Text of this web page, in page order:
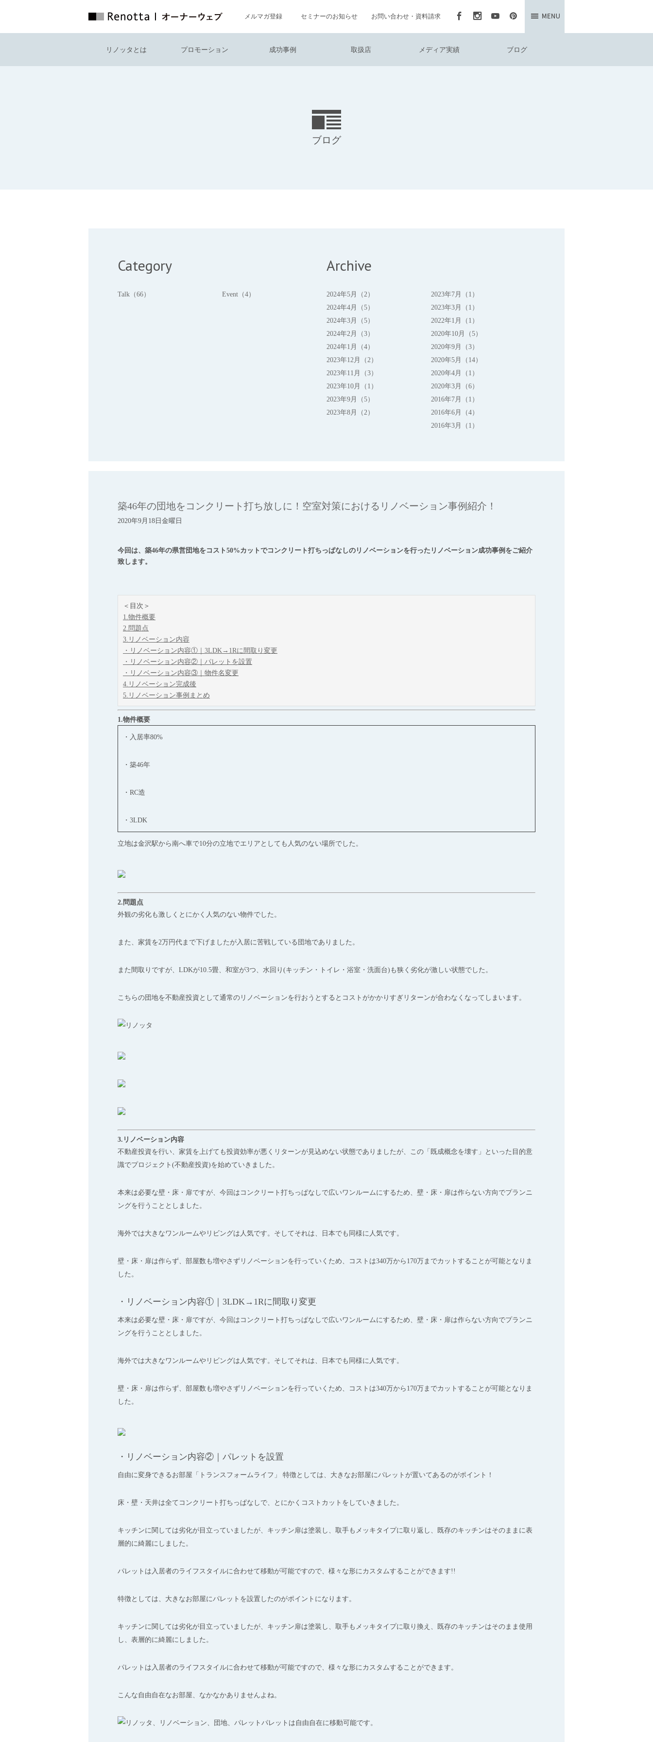
メルマガ登録 セミナーのお知らせ お問い合わせ・資料請求
リノッタとは プロモーション 成功事例 取扱店 メディア実績 ブログ
ブログ
Category
Talk（66） Event（4）
Archive
2024年5月（2）
2024年4月（5）
2024年3月（5）
2024年2月（3）
2024年1月（4）
2023年12月（2）
2023年11月（3）
2023年10月（1）
2023年9月（5）
2023年8月（2）
2023年7月（1）
2023年3月（1）
2022年1月（1）
2020年10月（5）
2020年9月（3）
2020年5月（14）
2020年4月（1）
2020年3月（6）
2016年7月（1）
2016年6月（4）
2016年3月（1）
築46年の団地をコンクリート打ち放しに！空室対策におけるリノベーション事例紹介！
2020年9月18日金曜日
今回は、築46年の県営団地をコスト50%カットでコンクリート打ちっぱなしのリノベーションを行ったリノベーション成功事例をご紹介
致します。
＜目次＞
1.物件概要
2.問題点
3.リノベーション内容
・リノベーション内容①｜3LDK→1Rに間取り変更
・リノベーション内容②｜パレットを設置
・リノベーション内容③｜物件名変更
4.リノベーション完成後
5.リノベーション事例まとめ
1.物件概要
・入居率80%
・築46年
・RC造
・3LDK
立地は金沢駅から南へ車で10分の立地でエリアとしても人気のない場所でした。
2.問題点
外観の劣化も激しくとにかく人気のない物件でした。
また、家賃を2万円代まで下げましたが入居に苦戦している団地でありました。
また間取りですが、LDKが10.5畳、和室が3つ、水回り(キッチン・トイレ・浴室・洗面台)も狭く劣化が激しい状態でした。
こちらの団地を不動産投資として通常のリノベーションを行おうとするとコストがかかりすぎリターンが合わなくなってしまいます。
3.リノベーション内容
不動産投資を行い、家賃を上げても投資効率が悪くリターンが見込めない状態でありましたが、この「既成概念を壊す」といった目的意
識でプロジェクト(不動産投資)を始めていきました。
本来は必要な壁・床・扉ですが、今回はコンクリート打ちっぱなしで広いワンルームにするため、壁・床・扉は作らない方向でプランニ
ングを行うこととしました。
海外では大きなワンルームやリビングは人気です。そしてそれは、日本でも同様に人気です。
壁・床・扉は作らず、部屋数も増やさずリノベーションを行っていくため、コストは340万から170万までカットすることが可能となりま
した。
・リノベーション内容①｜3LDK→1Rに間取り変更
本来は必要な壁・床・扉ですが、今回はコンクリート打ちっぱなしで広いワンルームにするため、壁・床・扉は作らない方向でプランニ
ングを行うこととしました。
海外では大きなワンルームやリビングは人気です。そしてそれは、日本でも同様に人気です。
壁・床・扉は作らず、部屋数も増やさずリノベーションを行っていくため、コストは340万から170万までカットすることが可能となりま
した。
・リノベーション内容②｜パレットを設置
自由に変身できるお部屋「トランスフォームライフ」 特徴としては、大きなお部屋にパレットが置いてあるのがポイント！
床・壁・天井は全てコンクリート打ちっぱなしで、とにかくコストカットをしていきました。
キッチンに関しては劣化が目立っていましたが、キッチン扉は塗装し、取手もメッキタイプに取り返し、既存のキッチンはそのままに表
層的に綺麗にしました。
パレットは入居者のライフスタイルに合わせて移動が可能ですので、様々な形にカスタムすることができます!!
特徴としては、大きなお部屋にパレットを設置したのがポイントになります。
キッチンに関しては劣化が目立っていましたが、キッチン扉は塗装し、取手もメッキタイプに取り換え、既存のキッチンはそのまま使用
し、表層的に綺麗にしました。
パレットは入居者のライフスタイルに合わせて移動が可能ですので、様々な形にカスタムすることができます。
こんな自由自在なお部屋、なかなかありませんよね。
パレットは自由自在に移動可能です。